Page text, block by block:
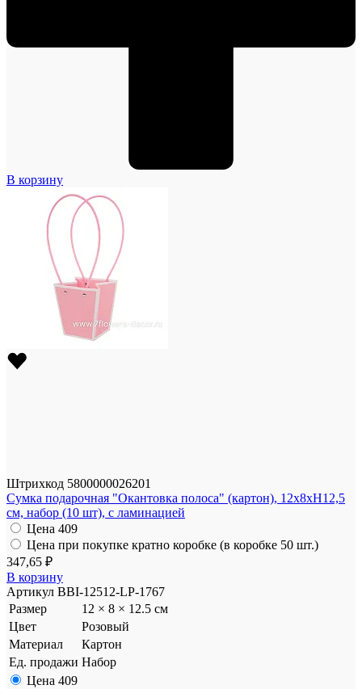
В корзину
Штрихкод 5800000026201
Сумка подарочная "Окантовка полоса" (картон), 12x8xH12,5
см, набор (10 шт), с ламинацией
Цена 409
Цена при покупке кратно коробке (в коробке 50 шт.)
347,65 ₽
В корзину
Артикул BBI-12512-LP-1767
Размер
12 × 8 × 12.5 см
Цвет
Розовый
Материал
Картон
Ед. продажи Набор
Цена 409